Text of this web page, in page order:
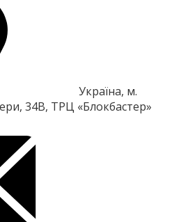
Україна, м.
34В, ТРЦ «Блокбастер»